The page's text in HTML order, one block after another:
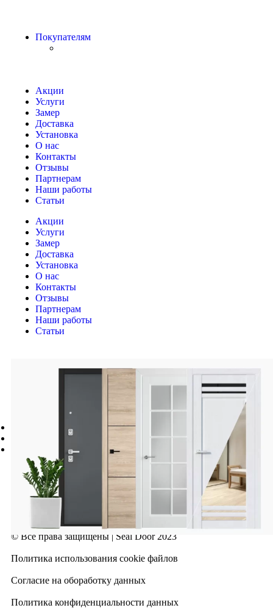
Покупателям
Акции
Услуги
Замер
Доставка
Установка
О нас
Контакты
Отзывы
Партнерам
Наши работы
Статьи
Акции
Услуги
Замер
Доставка
Установка
О нас
Контакты
Отзывы
Партнерам
Наши работы
Статьи
КОНТАКТЫ
Новосибирск, ул. Ленинградская, д. 273, офис 1
8 (923) 140-20-20
seal-54@mail.ru
© Все права защищены | Seal Door 2023
Политика использования cookie файлов
Согласие на обоработку данных
Политика конфиденциальности данных